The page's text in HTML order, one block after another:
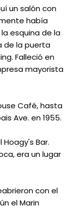
un salón con
había
esquina de la
de la puerta
Falleció en
mayorista
Café, hasta
Ave. en 1955.
Hoagy's Bar.
era un lugar
con el
el Marin